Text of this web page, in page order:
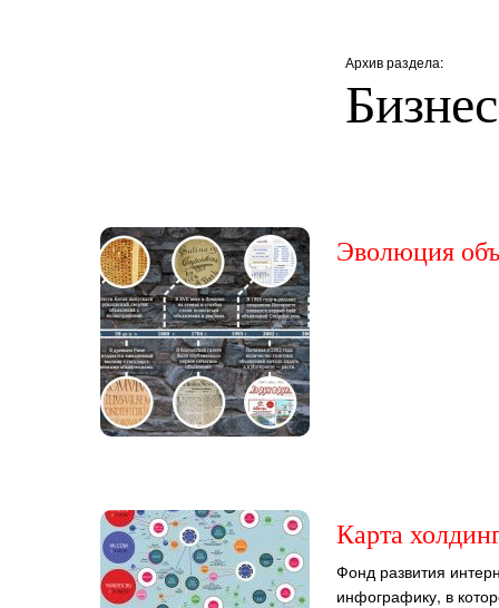
Архив раздела:
Бизнес
Эволюция
Карта
Фонд развития
инфографику, в